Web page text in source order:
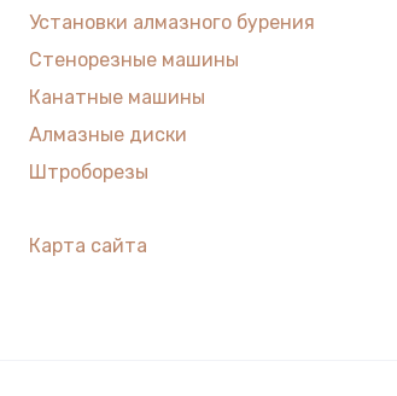
Установки алмазного бурения
Стенорезные машины
Канатные машины
Алмазные диски
Штроборезы
Карта сайта